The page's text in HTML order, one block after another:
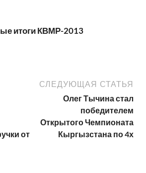
итоги КВМР-2013
от
СЛЕДУЮЩАЯ СТАТЬЯ
Олег Тычина стал
победителем
Открытого Чемпионата
Кыргызстана по 4х